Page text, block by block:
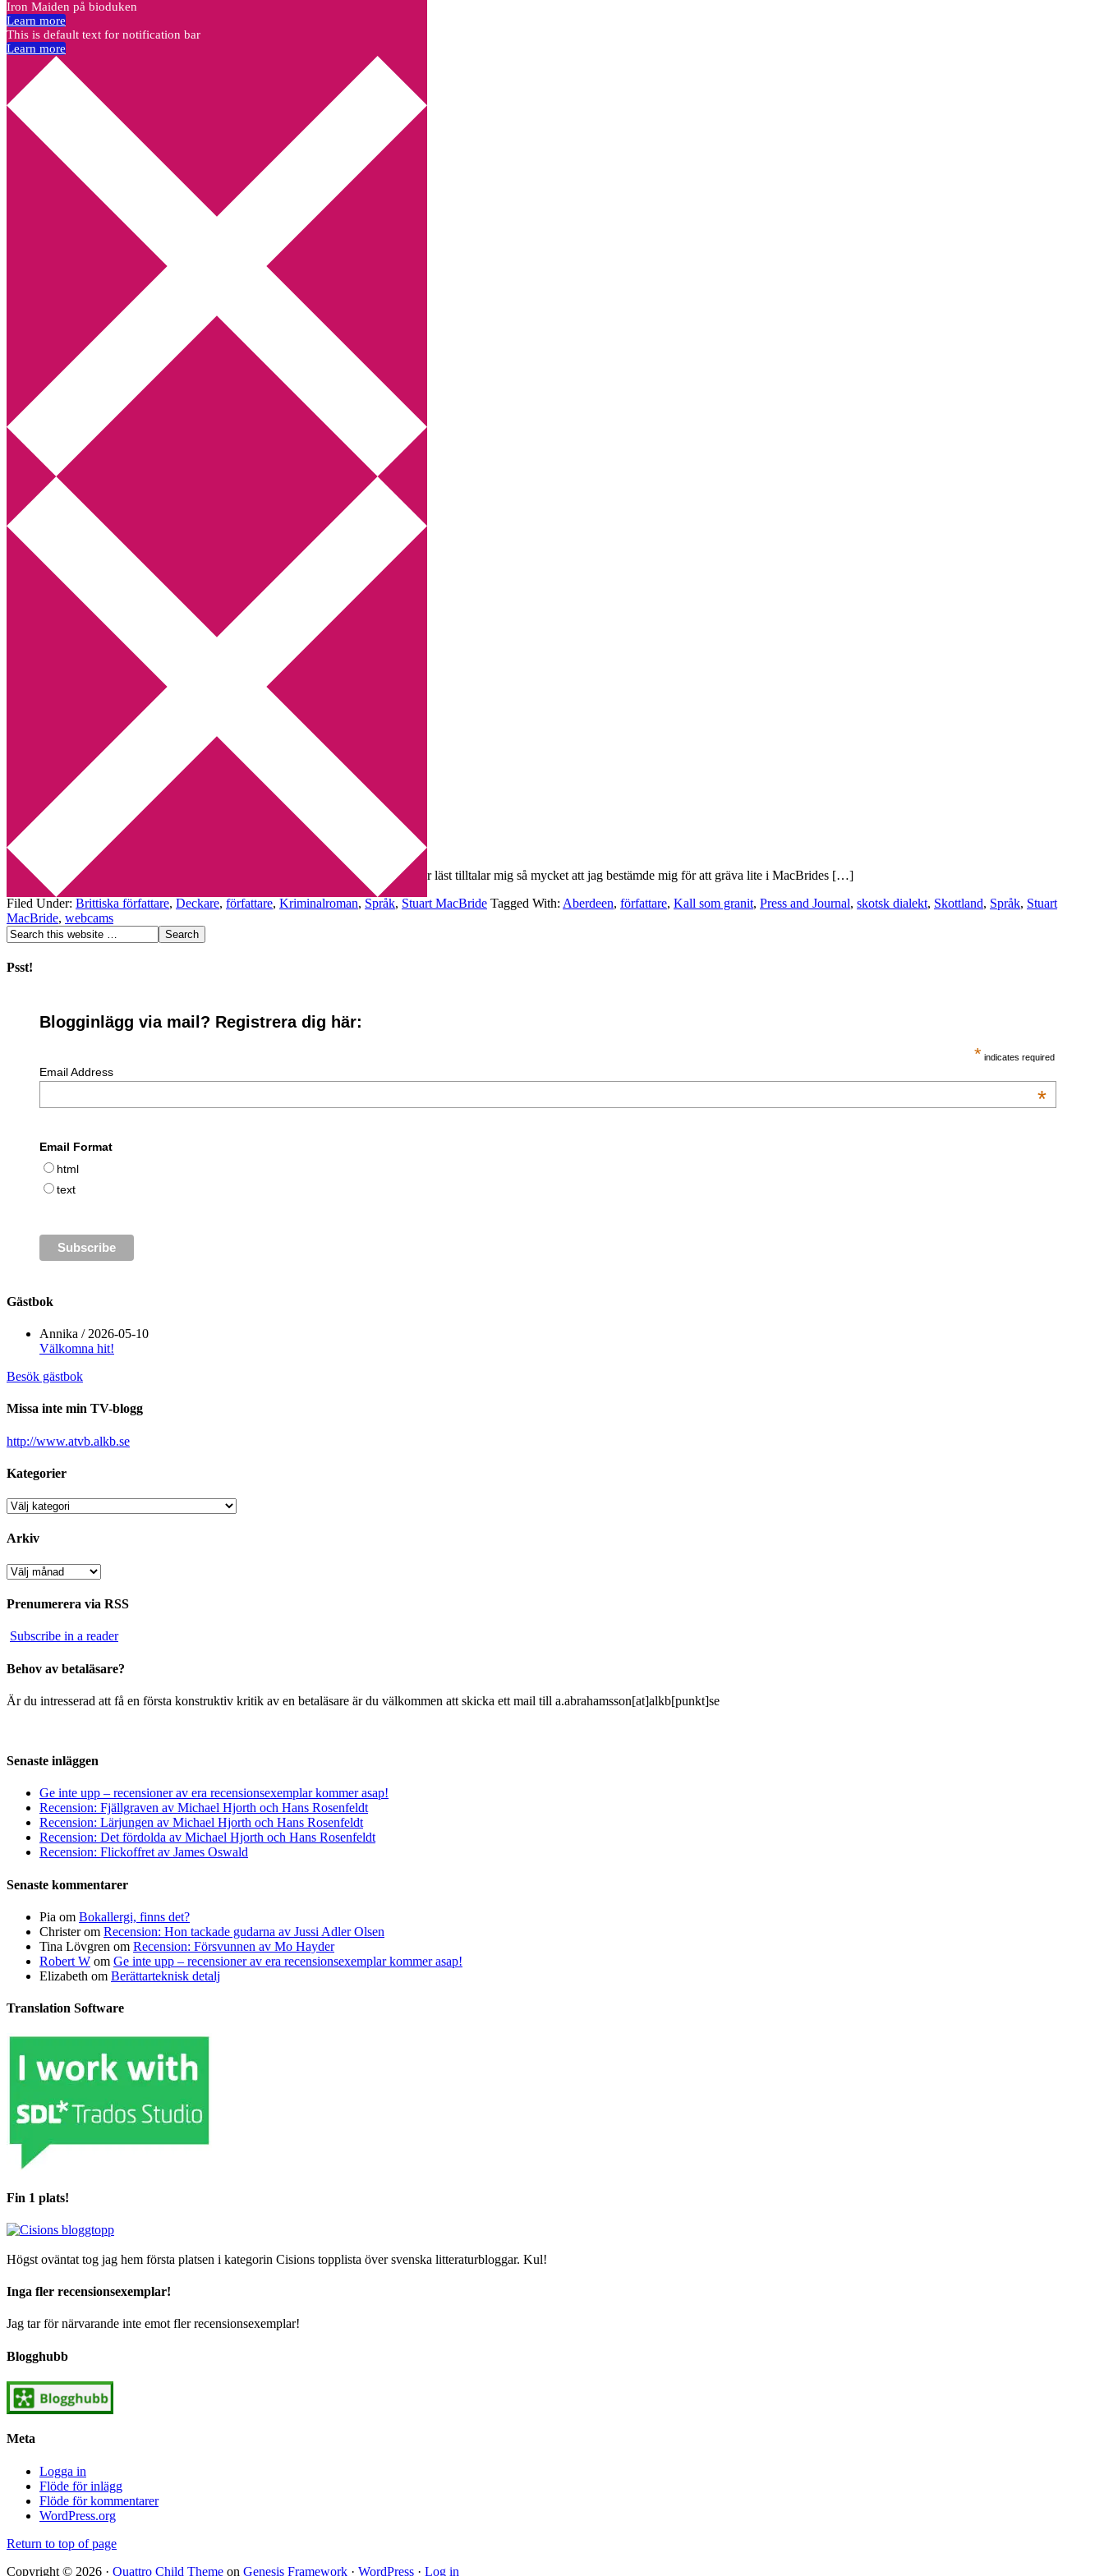
Annikas litteratur- och kulturblogg
Deckare, kriminalromaner, thrillers
Hem
Boktolva
Författarfemman
Kontakt
Webbshop Amazon
Utskriftscentralen
Min tv-blogg
You are here:Home Archives for Skottland
Stuart MacBride: The Write-ist
2009-07-19 Annika
Jag har precis börjat läsa Stuart MacBrides bok Kall som granit. Det jag hittills har läst tilltalar mig så mycket att jag bestämde mig för att gräva lite i MacBrides […]
Filed Under: Brittiska författare, Deckare, författare, Kriminalroman, Språk, Stuart MacBride Tagged With: Aberdeen, författare, Kall som granit, Press and Journal, skotsk dialekt, Skottland, Språk, Stuart
MacBride, webcams
Psst!
Blogginlägg via mail? Registrera dig här:
* indicates required
Email Address
*
Email Format
html
text
Gästbok
Annika / 2026-05-10
Välkomna hit!
Besök gästbok
Missa inte min TV-blogg
http://www.atvb.alkb.se
Kategorier
Kategorier
Arkiv
Arkiv
Prenumerera via RSS
Subscribe in a reader
Behov av betaläsare?
Är du intresserad att få en första konstruktiv kritik av en betaläsare är du välkommen att skicka ett mail till a.abrahamsson[at]alkb[punkt]se
Senaste inläggen
Ge inte upp – recensioner av era recensionsexemplar kommer asap!
Recension: Fjällgraven av Michael Hjorth och Hans Rosenfeldt
Recension: Lärjungen av Michael Hjorth och Hans Rosenfeldt
Recension: Det fördolda av Michael Hjorth och Hans Rosenfeldt
Recension: Flickoffret av James Oswald
Senaste kommentarer
Pia om Bokallergi, finns det?
Christerom Recension: Hon tackade gudarna av Jussi Adler Olsen
Tina Lövgren om Recension: Försvunnen av Mo Hayder
Robert W om Ge inte upp – recensioner av era recensionsexemplar kommer asap!
Elizabeth om Berättarteknisk detalj
Translation Software
Fin 1 plats!
Högst oväntat tog jag hem första platsen i kategorin Cisions topplista över svenska litteraturbloggar. Kul!
Inga fler recensionsexemplar!
Jag tar för närvarande inte emot fler recensionsexemplar!
Blogghubb
Meta
Logga in
Flöde för inlägg
Flöde för kommentarer
WordPress.org
Return to top of page
Copyright © 2026 · Quattro Child Theme on Genesis Framework · WordPress · Log in
Iron Maiden på bioduken
Learn more
This is default text for notification bar
Learn more